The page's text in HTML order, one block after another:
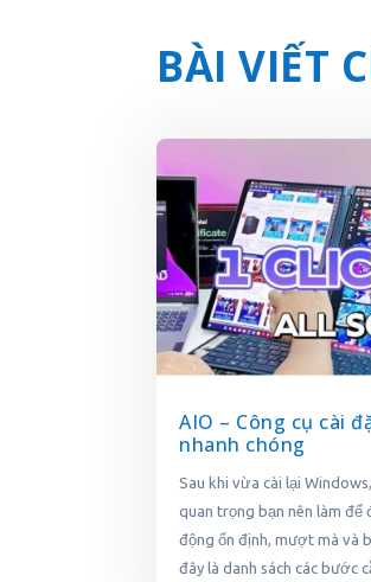
BÀI VIẾT
AIO – Công cụ cài
nhanh chóng
Sau khi vừa cài lại
quan trọng bạn nên làm để
động ổn định, mượt mà và
đây là danh sách các bước